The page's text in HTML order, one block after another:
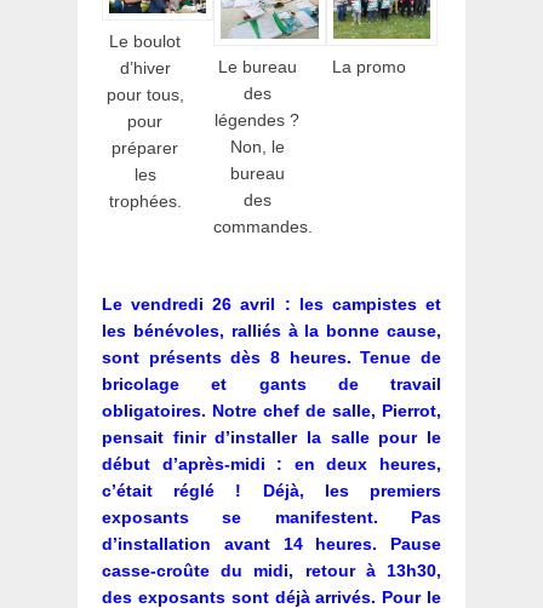
Le boulot
d’hiver
pour tous,
pour
préparer
les
trophées.
Le bureau
des
légendes ?
Non, le
bureau
des
commandes.
La promo
Le vendredi 26 avril : les campistes et
les bénévoles, ralliés à la bonne cause,
sont présents dès 8 heures. Tenue de
bricolage et gants de travail
obligatoires. Notre chef de salle, Pierrot,
pensait finir d’installer la salle pour le
début d’après-midi : en deux heures,
c’était réglé ! Déjà, les premiers
exposants se manifestent. Pas
d’installation avant 14 heures. Pause
casse-croûte du midi, retour à 13h30,
des exposants sont déjà arrivés. Pour le